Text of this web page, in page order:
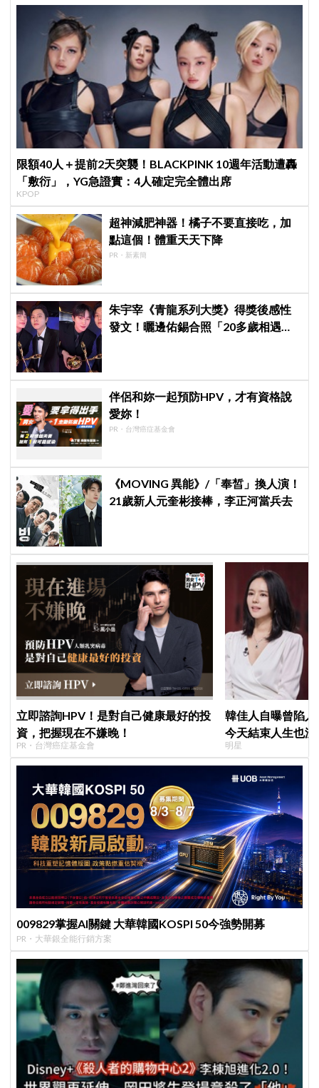
限額40人＋提前2天突襲！BLACKPINK 10週年活動遭轟
「敷衍」，YG急證實：4人確定完全體出席
KPOP
超神減肥神器！橘子不要直接吃，加
點這個！體重天天下降
PR・新素簡
朱宇宰《青龍系列大獎》得獎後感性
發文！曬邊佑錫合照「20多歲相遇，
伴侶和妳一起預防HPV，才有資格說
愛妳！
PR・台灣癌症基金會
《MOVING 異能》/「奉皙」換人演！
21歲新人元奎彬接棒，李正河當兵去
立即諮詢HPV！是對自己健康最好的投
資，把握現在不嫌晚！
PR・台灣癌症基金會
韓佳人自曝曾陷
今天結束人生也
YouTube重拾生
明星
009829掌握AI關鍵 大華韓國KOSPI 50今強勢開募
PR・大華銀全能行銷方案